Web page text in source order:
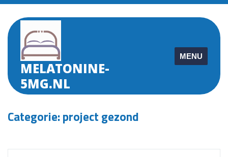
Skip
content
MELATONINE-
5MG.NL
MENU
Categorie:project gezond